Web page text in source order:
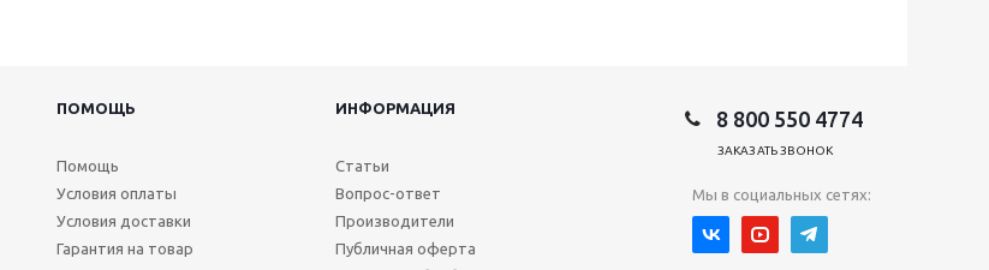
ПОМОЩЬ
ИНФОРМАЦИЯ
Помощь
Условия оплаты
Условия доставки
Гарантия на товар
Статьи
Вопрос-ответ
Производители
Публичная оферта
8 800 550 4774
ЗАКАЗАТЬ ЗВОНОК
Мы в социальных сетях: